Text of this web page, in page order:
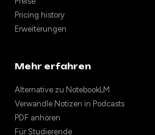
Pricing history
Erweiterungen
Mehr erfahren
Alternative zu NotebookLM
Verwandle Notizen in Podcasts
PDF anhören
Für Studierende